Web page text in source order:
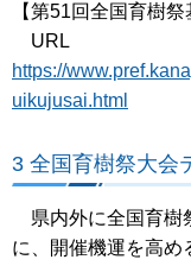
【第51回全国育樹祭
URL
https://
uikujusai.html
3 全国育樹祭大会
県内外に全国育樹
に、開催機運を高め